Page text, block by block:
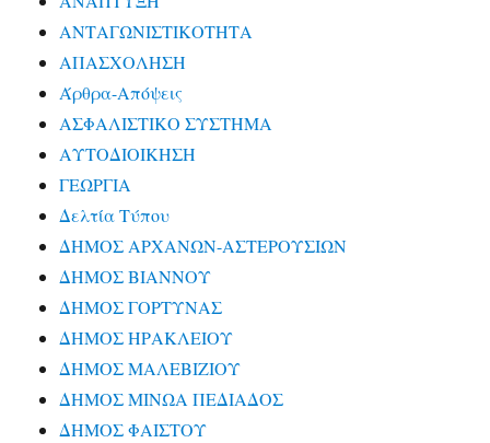
ΑΝΤΑΓΩΝΙΣΤΙΚΟΤΗΤΑ
ΑΠΑΣΧΟΛΗΣΗ
Άρθρα-Απόψεις
ΑΣΦΑΛΙΣΤΙΚΟ ΣΥΣΤΗΜΑ
ΑΥΤΟΔΙΟΙΚΗΣΗ
ΓΕΩΡΓΙΑ
Δελτία Τύπου
ΔΗΜΟΣ ΑΡΧΑΝΩΝ-ΑΣΤΕΡΟΥΣΙΩΝ
ΔΗΜΟΣ ΒΙΑΝΝΟΥ
ΔΗΜΟΣ ΓΟΡΤΥΝΑΣ
ΔΗΜΟΣ ΗΡΑΚΛΕΙΟΥ
ΔΗΜΟΣ ΜΑΛΕΒΙΖΙΟΥ
ΔΗΜΟΣ ΜΙΝΩΑ ΠΕΔΙΑΔΟΣ
ΔΗΜΟΣ ΦΑΙΣΤΟΥ